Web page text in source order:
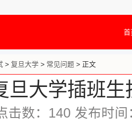
首
> 复旦大学 > 常见问题 > 正文
旦大学插班
击数： 140 发布时